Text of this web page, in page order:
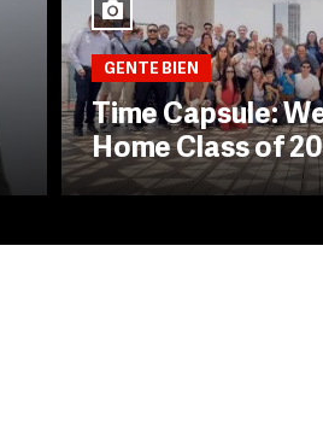
GENTE BIEN
Time Capsule:
Home Class of